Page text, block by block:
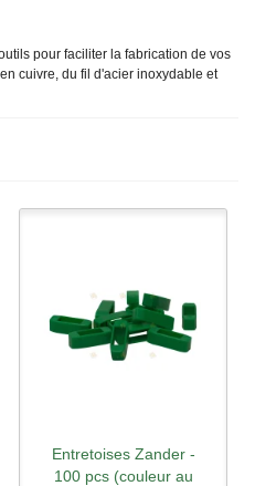
pour faciliter la fabrication de vos
cuivre, du fil d'acier inoxydable et
Entretoises Zander -
100 pcs (couleur au